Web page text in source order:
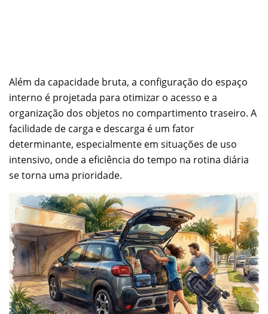
Além da capacidade bruta, a configuração do espaço
interno é projetada para otimizar o acesso e a
organização dos objetos no compartimento traseiro. A
facilidade de carga e descarga é um fator
determinante, especialmente em situações de uso
intensivo, onde a eficiência do tempo na rotina diária
se torna uma prioridade.